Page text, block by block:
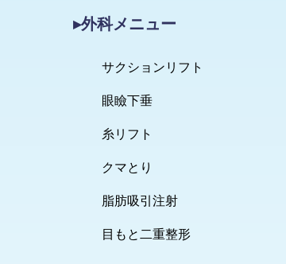
▸外科メニュー
サクションリフト
眼瞼下垂
糸リフト
クマとり
脂肪吸引注射
目もと二重整形